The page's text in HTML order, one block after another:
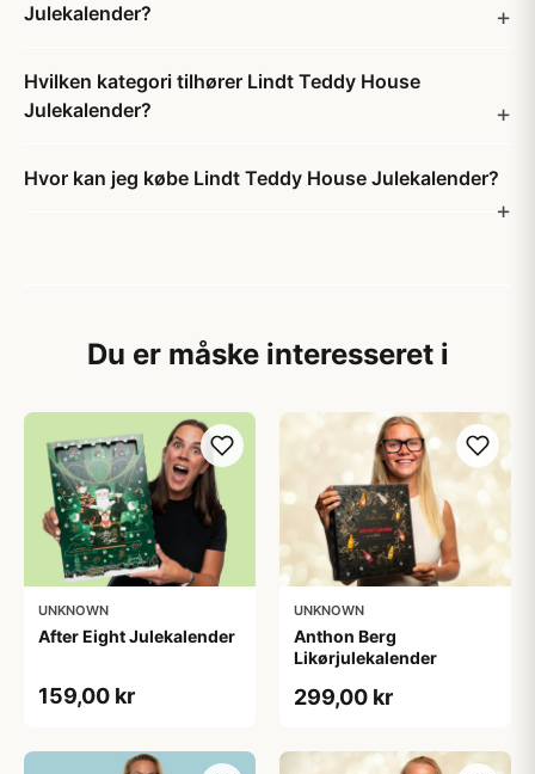
Julekalender?
Hvilken kategori tilhører Lindt Teddy House
Julekalender?
Hvor kan jeg købe Lindt Teddy House Julekalender?
Du er måske interesseret i
UNKNOWN
After Eight Julekalender
159,00 kr
UNKNOWN
Anthon Berg
Likørjulekalender
299,00 kr